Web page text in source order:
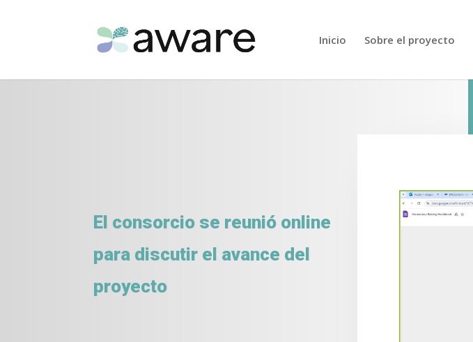
Inicio Sobre el proyecto
El consorcio se reunió online
para discutir el avance del
proyecto